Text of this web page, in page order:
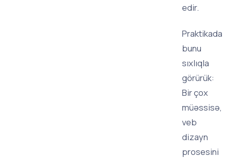
edir.
Praktikada
bunu
sıxlıqla
görürük:
Bir çox
müəssisə,
veb
dizayn
prosesini